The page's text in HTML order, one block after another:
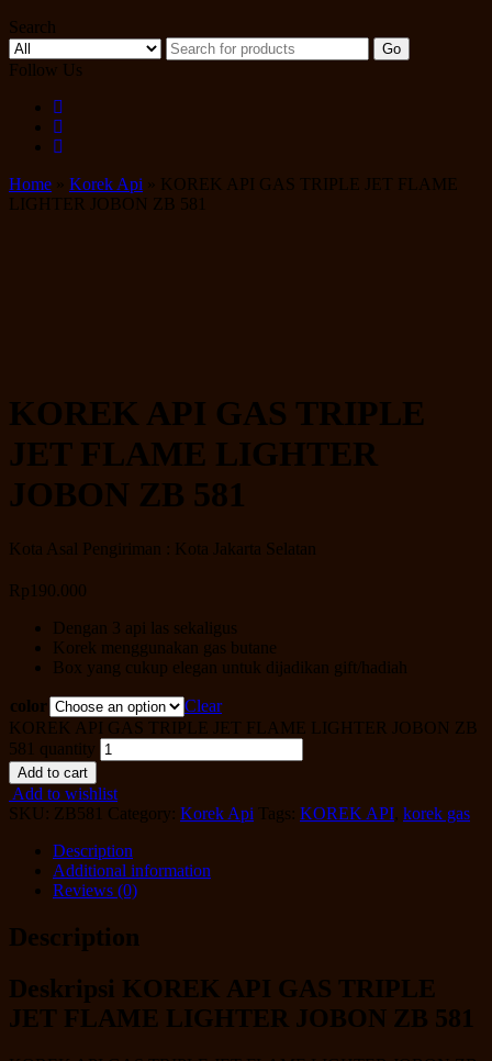
Search
Go
Follow Us
Home » Korek Api » KOREK API GAS TRIPLE JET FLAME
LIGHTER JOBON ZB 581
KOREK API GAS TRIPLE
JET FLAME LIGHTER
JOBON ZB 581
Kota Asal Pengiriman : Kota Jakarta Selatan
Rp 190.000
Dengan 3 api las sekaligus
Korek menggunakan gas butane
Box yang cukup elegan untuk dijadikan gift/hadiah
color
Clear
KOREK API GAS TRIPLE JET FLAME LIGHTER JOBON ZB
581 quantity
Add to cart
Add to wishlist
SKU: ZB581 Category: Korek Api Tags: KOREK API, korek gas
Description
Additional information
Reviews (0)
Description
Deskripsi KOREK API GAS TRIPLE
JET FLAME LIGHTER JOBON ZB 581